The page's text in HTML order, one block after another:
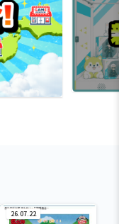
26.07.22